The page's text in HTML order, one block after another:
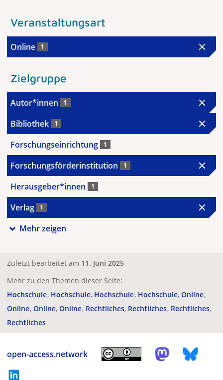
Veranstaltungsart
Online 1
Zielgruppe
Autor*innen 1
Bibliothek 1
Forschungseinrichtung 1
Forschungsförderinstitution 1
Herausgeber*innen 1
Verlag 1
Mehr zeigen
Zuletzt bearbeitet am 11. Juni 2025
Mehr zu den Themen dieser Seite:
Hochschule Hochschule Hochschule Hochschule Online
Online Online Online Rechtliches Rechtliches Rechtliches
Rechtliches
open-access.network